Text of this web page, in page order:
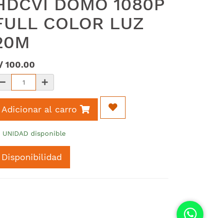
DOMO 1080P
COLOR LUZ
100.00
Adicionar al carro
UNIDAD disponible
Disponibilidad